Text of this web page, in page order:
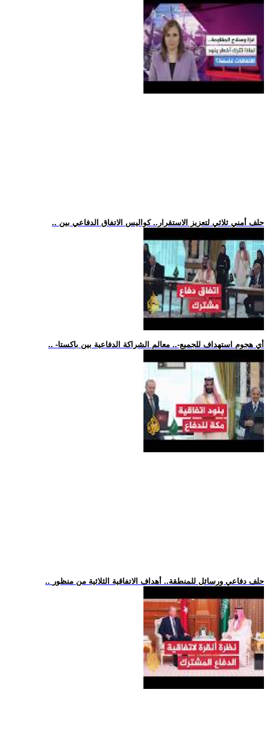
.. حلف أمني ثلاثي لتعزيز الاستقرار.. كواليس الاتفاق الدفاعي بين
.. -أي هجوم استهداف للجميع-.. معالم الشراكة الدفاعية بين باكستا
.. حلف دفاعي ورسائل للمنطقة.. أهداف الاتفاقية الثلاثية من منظور